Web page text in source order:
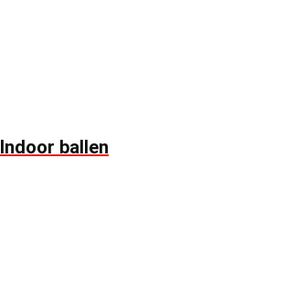
Indoor ballen